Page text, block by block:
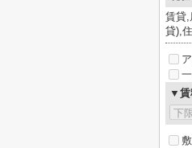
賃貸,
貸),
▼賃